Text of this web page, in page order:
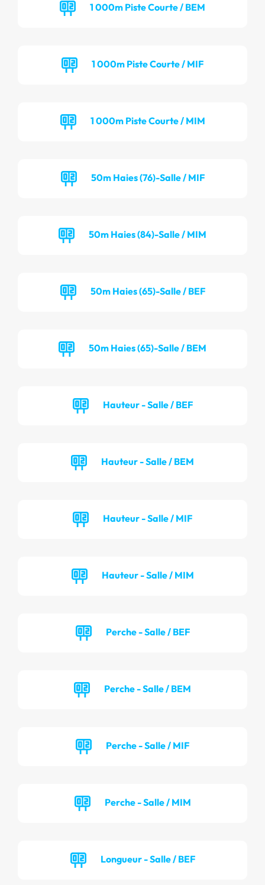
1 000m Piste Courte / BEM
1 000m Piste Courte / MIF
1 000m Piste Courte / MIM
50m Haies (76)-Salle / MIF
50m Haies (84)-Salle / MIM
50m Haies (65)-Salle / BEF
50m Haies (65)-Salle / BEM
Hauteur - Salle / BEF
Hauteur - Salle / BEM
Hauteur - Salle / MIF
Hauteur - Salle / MIM
Perche - Salle / BEF
Perche - Salle / BEM
Perche - Salle / MIF
Perche - Salle / MIM
Longueur - Salle / BEF